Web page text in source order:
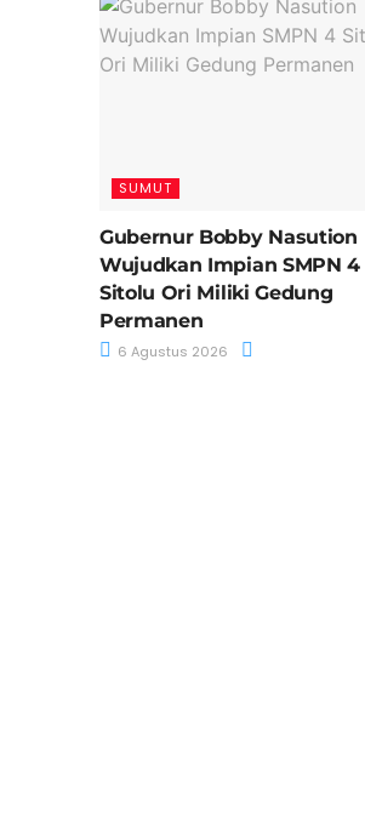
SUMUT
Gubernur Bobby Nasution
Wujudkan Impian SMPN 4
Sitolu Ori Miliki Gedung
Permanen
6 Agustus 2026